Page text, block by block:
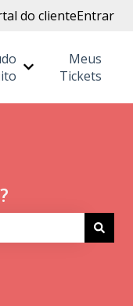
do clienteEntrar
Mostrar
Meus
Tickets